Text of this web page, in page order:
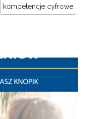
kompetencje cyfrowe